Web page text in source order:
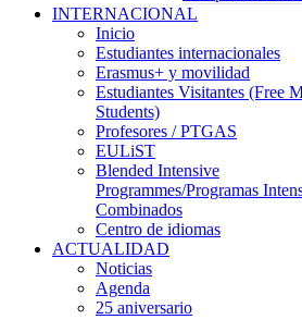
INTERNACIONAL
Inicio
Estudiantes internacionales
Erasmus+ y movilidad
Estudiantes Visitantes (Free
Students)
Profesores / PTGAS
EULiST
Blended Intensive
Programmes/Programas
Combinados
Centro de idiomas
ACTUALIDAD
Noticias
Agenda
25 aniversario